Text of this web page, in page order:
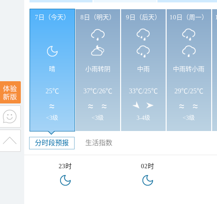
7日（今天）
晴
25℃
<3级
8日（明天）
小雨转阴
37℃/26℃
<3级
9日（后天）
中雨
33℃/25℃
3-4级
10日（周一）
中雨转小雨
29℃/25℃
<3级
分时段预报 生活指数
23时 02时